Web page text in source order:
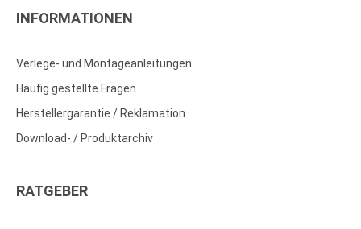
INFORMATIONEN
Verlege- und Montageanleitungen
Häufig gestellte Fragen
Herstellergarantie / Reklamation
Download- / Produktarchiv
RATGEBER